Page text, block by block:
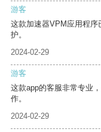
游客
这款加速器VPM应用程
护。
2024-02-29
游客
这款app的客服非常专业
作。
2024-02-29